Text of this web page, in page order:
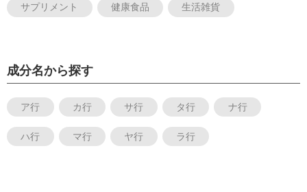
サプリメント 健康食品 生活雑貨
成分名から探す
ア行 カ行 サ行 タ行 ナ行
ハ行 マ行 ヤ行 ラ行